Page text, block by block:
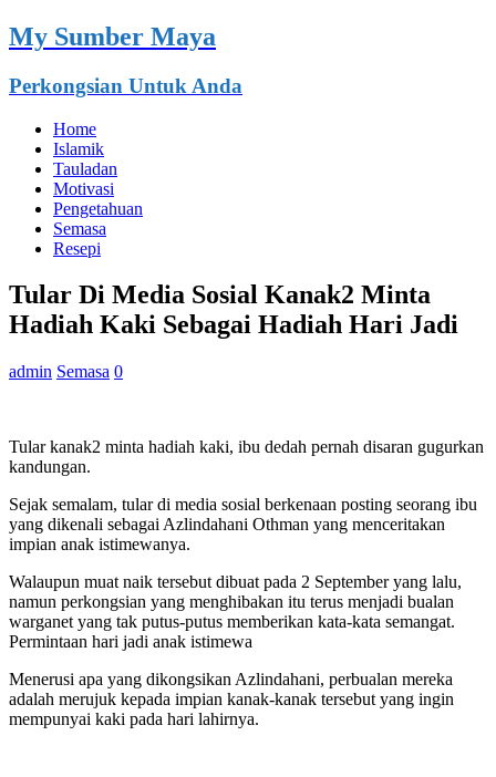
My Sumber Maya
Perkongsian Untuk Anda
Home
Islamik
Tauladan
Motivasi
Pengetahuan
Semasa
Resepi
Tular Di Media Sosial Kanak2 Minta
Hadiah Kaki Sebagai Hadiah Hari Jadi
admin Semasa 0
Tular kanak2 minta hadiah kaki, ibu dedah pernah disaran gugurkan
kandungan.
Sejak semalam, tular di media sosial berkenaan posting seorang ibu
yang dikenali sebagai Azlindahani Othman yang menceritakan
impian anak istimewanya.
Walaupun muat naik tersebut dibuat pada 2 September yang lalu,
namun perkongsian yang menghibakan itu terus menjadi bualan
warganet yang tak putus-putus memberikan kata-kata semangat.
Permintaan hari jadi anak istimewa
Menerusi apa yang dikongsikan Azlindahani, perbualan mereka
adalah merujuk kepada impian kanak-kanak tersebut yang ingin
mempunyai kaki pada hari lahirnya.